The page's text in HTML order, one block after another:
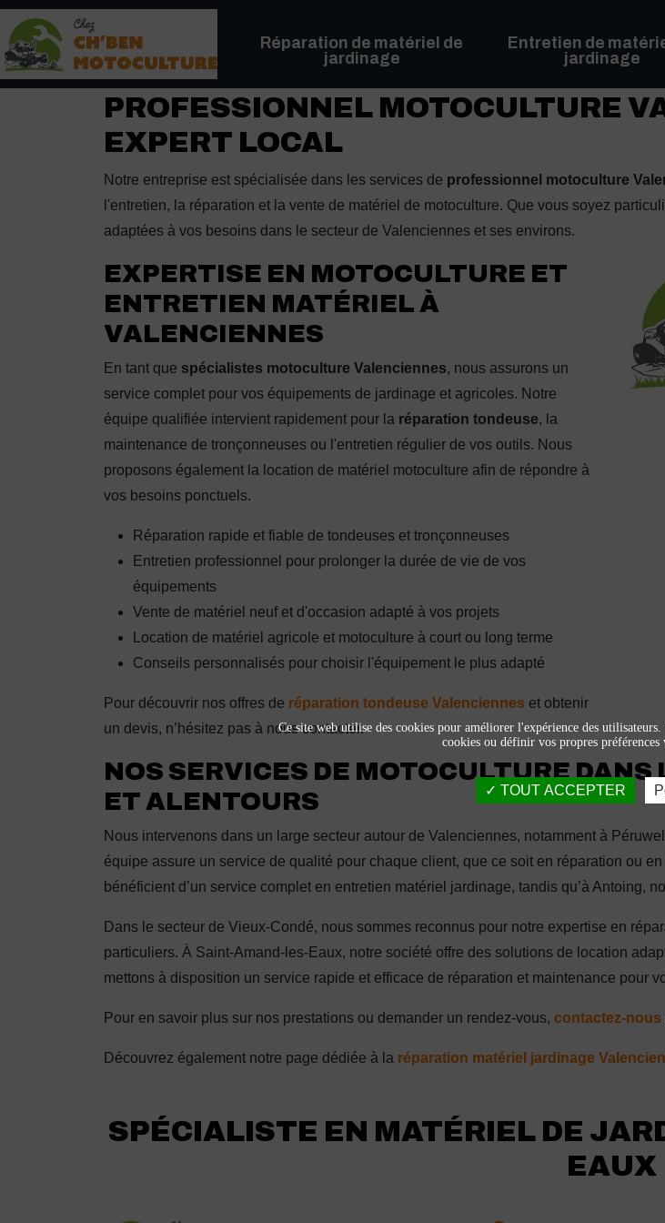
Réparation de matériel de
jardinage
Entretien de
jardinage
PROFESSIONNEL MOTOCULTURE
EXPERT LOCAL
Notre entreprise est spécialisée dans les services de professionnel motoculture
l'entretien, la réparation et la vente de matériel de motoculture. Que vous soyez
adaptées à vos besoins dans le secteur de Valenciennes et ses environs.
EXPERTISE EN MOTOCULTURE ET
ENTRETIEN MATÉRIEL À
VALENCIENNES
En tant que spécialistes motoculture Valenciennes, nous assurons un
service complet pour vos équipements de jardinage et agricoles. Notre
équipe qualifiée intervient rapidement pour la réparation tondeuse, la
maintenance de tronçonneuses ou l'entretien régulier de vos outils. Nous
proposons également la location de matériel motoculture afin de répondre à
vos besoins ponctuels.
Réparation rapide et fiable de tondeuses et tronçonneuses
Entretien professionnel pour prolonger la durée de vie de vos
équipements
Vente de matériel neuf et d'occasion adapté à vos projets
Location de matériel agricole et motoculture à court ou long terme
Conseils personnalisés pour choisir l'équipement le plus adapté
Pour découvrir nos offres de réparation tondeuse Valenciennes et obtenir
un devis, n’hésitez pas à nous contacter.
NOS SERVICES DE MOTOCULTURE
ET ALENTOURS
Nous intervenons dans un large secteur autour de Valenciennes, notamment à
équipe assure un service de qualité pour chaque client, que ce soit en réparation ou
bénéficient d’un service complet en entretien matériel jardinage, tandis qu’à Antoing,
Dans le secteur de Vieux-Condé, nous sommes reconnus pour notre expertise en
particuliers. À Saint-Amand-les-Eaux, notre société offre des solutions de location
mettons à disposition un service rapide et efficace de réparation et maintenance pour
Pour en savoir plus sur nos prestations ou demander un rendez-vous, contactez-nous
Découvrez également notre page dédiée à la réparation matériel jardinage
SPÉCIALISTE EN MATÉRIEL DE
EAUX
Panneau de gestion des cookies
Ce site web utilise des cookies pour améliorer l'expérience des
cookies ou définir vos propres préférences
TOUT ACCEPTER